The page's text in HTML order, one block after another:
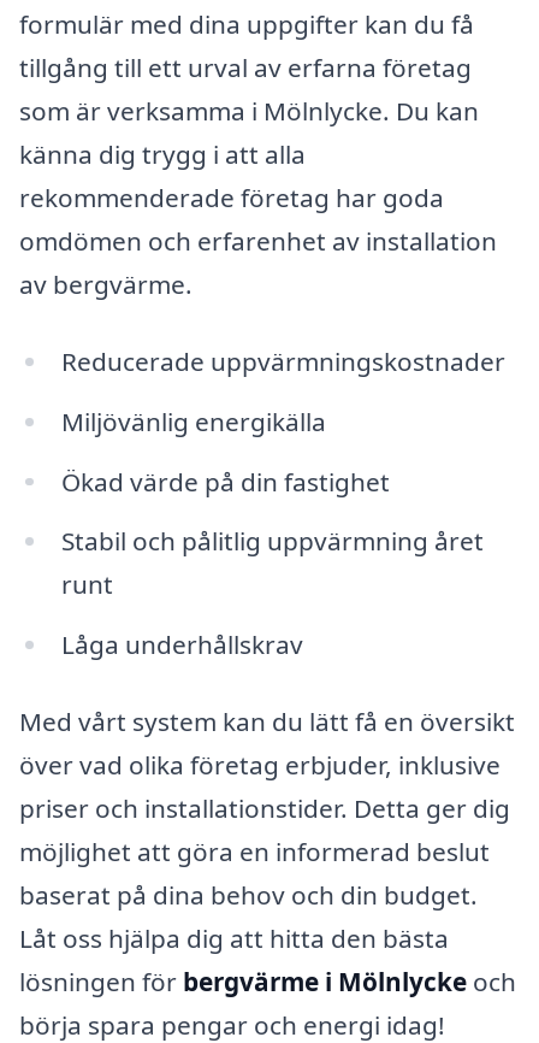
formulär med dina uppgifter kan du få
tillgång till ett urval av erfarna företag
som är verksamma i Mölnlycke. Du kan
känna dig trygg i att alla
rekommenderade företag har goda
omdömen och erfarenhet av installation
av bergvärme.
Reducerade uppvärmningskostnader
Miljövänlig energikälla
Ökad värde på din fastighet
Stabil och pålitlig uppvärmning året
runt
Låga underhållskrav
Med vårt system kan du lätt få en översikt
över vad olika företag erbjuder, inklusive
priser och installationstider. Detta ger dig
möjlighet att göra en informerad beslut
baserat på dina behov och din budget.
Låt oss hjälpa dig att hitta den bästa
lösningen för bergvärme i Mölnlycke och
börja spara pengar och energi idag!